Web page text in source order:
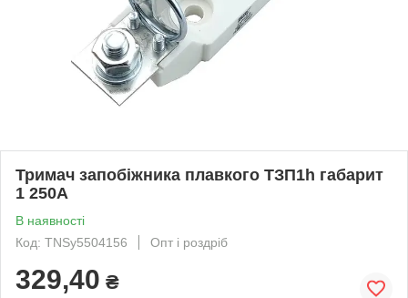
Тримач запобіжника плавкого ТЗП1h габарит
1 250А
В наявності
Код: TNSy5504156
Опт і роздріб
329,40 ₴